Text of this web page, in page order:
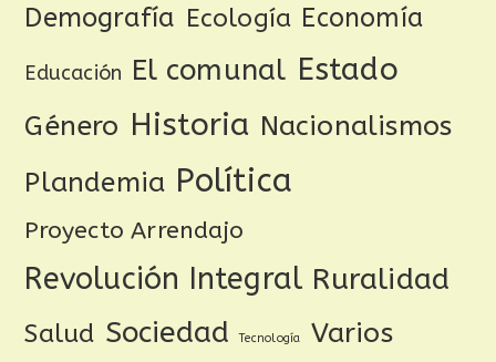
Demografía Ecología Economía
Educación El comunal Estado
Género Historia Nacionalismos
Plandemia Política
Proyecto Arrendajo
Revolución Integral Ruralidad
Salud Sociedad Tecnología Varios